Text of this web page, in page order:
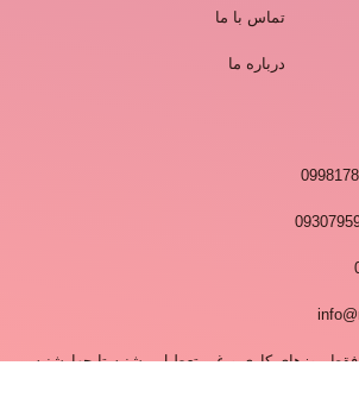
تماس با ما
درباره ما
روزهای کاری و غیر تعطیل - شنبه تا چهارشنبه